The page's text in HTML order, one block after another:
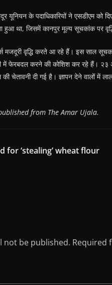
यूनियन के पदाधिकारियों ने एसडीएम को
हुआ था, जिसमें कानपुर मूल्य सूचकांक पर
मजदूरी वृद्धि करते आ रहे हैं। इस साल
में फेरबदल करने की कोशिश कर रहे हैं।
चेतावनी दी गई है। ज्ञापन देने वालों में
from The Amar Ujala.
for ‘stealing’ wheat flour
not be published. Required